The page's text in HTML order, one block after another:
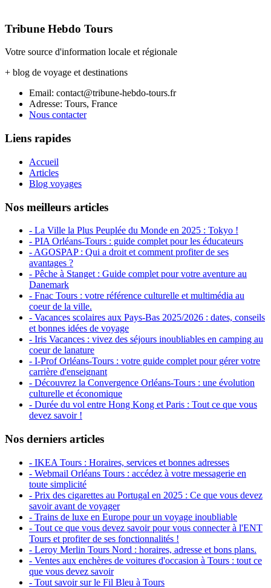
Tribune Hebdo Tours
Votre source d'information locale et régionale
+ blog de voyage et destinations
Email: contact@tribune-hebdo-tours.fr
Adresse: Tours, France
Nous contacter
Liens rapides
Accueil
Articles
Blog voyages
Nos meilleurs articles
- La Ville la Plus Peuplée du Monde en 2025 : Tokyo !
- PIA Orléans-Tours : guide complet pour les éducateurs
- AGOSPAP : Qui a droit et comment profiter de ses
avantages ?
- Pêche à Stanget : Guide complet pour votre aventure au
Danemark
- Fnac Tours : votre référence culturelle et multimédia au
coeur de la ville.
- Vacances scolaires aux Pays-Bas 2025/2026 : dates, conseils
et bonnes idées de voyage
- Iris Vacances : vivez des séjours inoubliables en camping au
coeur de lanature
- I-Prof Orléans-Tours : votre guide complet pour gérer votre
carrière d'enseignant
- Découvrez la Convergence Orléans-Tours : une évolution
culturelle et économique
- Durée du vol entre Hong Kong et Paris : Tout ce que vous
devez savoir !
Nos derniers articles
- IKEA Tours : Horaires, services et bonnes adresses
- Webmail Orléans Tours : accédez à votre messagerie en
toute simplicité
- Prix des cigarettes au Portugal en 2025 : Ce que vous devez
savoir avant de voyager
- Trains de luxe en Europe pour un voyage inoubliable
- Tout ce que vous devez savoir pour vous connecter à l'ENT
Tours et profiter de ses fonctionnalités !
- Leroy Merlin Tours Nord : horaires, adresse et bons plans.
- Ventes aux enchères de voitures d'occasion à Tours : tout ce
que vous devez savoir
- Tout savoir sur le Fil Bleu à Tours